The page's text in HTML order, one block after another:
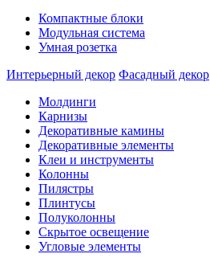
Компактные блоки
Модульная система
Умная розетка
Интерьерный декор Фасадный декор
Молдинги
Карнизы
Декоративные камины
Декоративные элементы
Клеи и инструменты
Колонны
Пилястры
Плинтусы
Полуколонны
Скрытое освещение
Угловые элементы